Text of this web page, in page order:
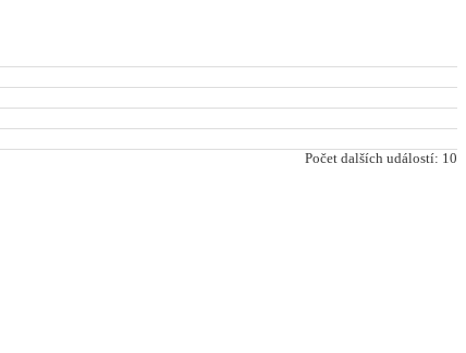
Počet dalších událostí: 10